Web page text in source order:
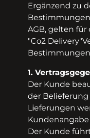
Ergänzend zu
AGB, gelten für
"Co2­
1.
Der Kunde
der Belieferung
Lieferungen
Der Kunde